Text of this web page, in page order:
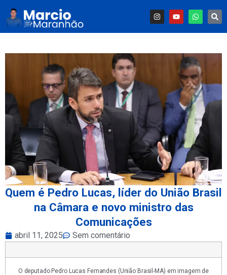
Quem é Pedro Lucas, líder do União Brasil
na Câmara e novo ministro das
Comunicações
abril 11, 2025 Sem comentário
O deputado Pedro Lucas Fernandes (União Brasil-MA) em imagem de